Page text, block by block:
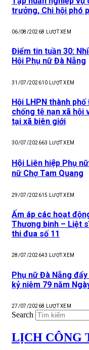
trưởng, Chi hội phó
06/08/20268 LƯỢT XEM
Điểm tin tuần 30:
Hội Phụ nữ Đà Nẵng
31/07/202610 LƯỢT XEM
Hội LHPN thành
chống tệ nạn xã hội
tại xã biên giới
30/07/202663 LƯỢT XEM
Hội Liên hiệp Phụ
nữ Chợ Tam Quang
29/07/202615 LƯỢT XEM
Ấm áp các hoạt
Thương binh – Liệt
thi đua số 11
28/07/202643 LƯỢT XEM
Phụ nữ Đà Nẵng
kỷ niệm 79 năm
27/07/20268 LƯỢT XEM
Search
LỊCH CÔNG